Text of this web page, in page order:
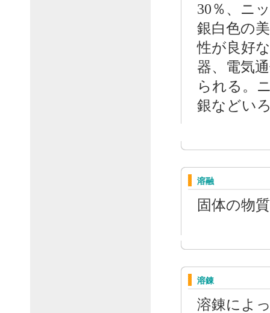
30％、ニ
銀白色の
性が良好
器、電気
られる。
銀などい
溶融
固体の物
溶錬
溶錬によ